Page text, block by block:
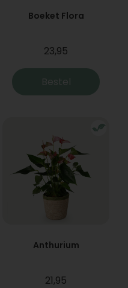
Boeket Flora
23,95
Bestel
Anthurium
21,95